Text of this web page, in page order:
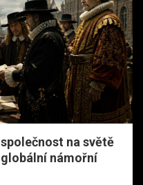
na světě
námořní